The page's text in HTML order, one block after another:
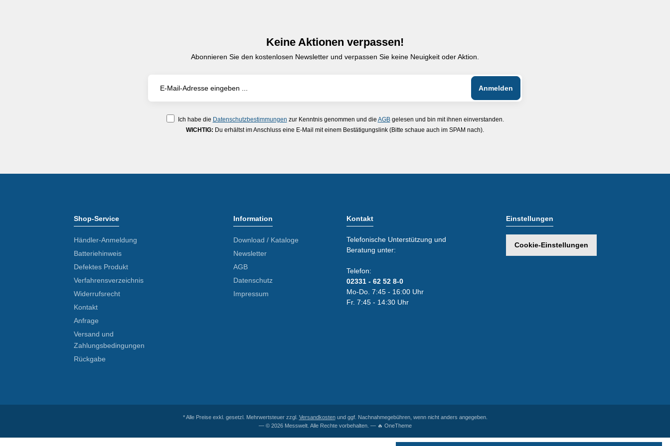
Keine Aktionen verpassen!
Abonnieren Sie den kostenlosen Newsletter und verpassen Sie keine Neuigkeit oder Aktion.
Ich habe die Datenschutzbestimmungen zur Kenntnis genommen und die AGBgelesen und bin mit ihnen einverstanden.
WICHTIG: Du erhältst im Anschluss eine E-Mail mit einem Bestätigungslink (Bitte schaue auch im SPAM nach).
Shop-Service
Händler-Anmeldung
Batteriehinweis
Defektes Produkt
Verfahrensverzeichnis
Widerrufsrecht
Kontakt
Anfrage
Versand und
Zahlungsbedingungen
Rückgabe
Information
Download / Kataloge
Newsletter
AGB
Datenschutz
Impressum
Kontakt
Telefonische Unterstützung und
Beratung unter:
Telefon:
02331 - 62 52 8-0
Mo-Do. 7:45 - 16:00 Uhr
Fr. 7:45 - 14:30 Uhr
Einstellungen
Cookie-Einstellungen
* Alle Preise exkl. gesetzl. Mehrwertsteuer zzgl. Versandkostenund ggf. Nachnahmegebühren, wenn nicht anders angegeben.
— © 2026 Messwelt. Alle Rechte vorbehalten. — 🔥 OneTheme